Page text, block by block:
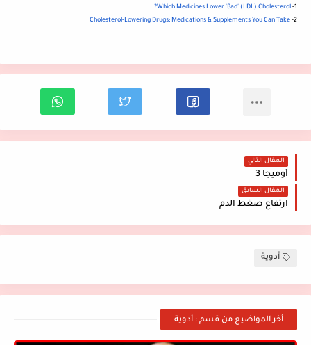
1-
Which Medicines Lower 'Bad' (LDL) Cholesterol?
2-
Cholesterol-Lowering Drugs: Medications & Supplements You Can Take
المقال التالي
أوميجا 3
المقال السابق
ارتفاع ضغط الدم
أدوية
أخر المواضيع من قسم : أدوية